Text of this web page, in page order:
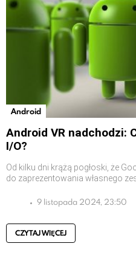
Android
Android VR nadchodzi:
I/O?
Od kilku dni krążą pogłoski, że
do zaprezentowania własnego
9 listopada 2024, 23:50
CZYTAJ WIĘCEJ